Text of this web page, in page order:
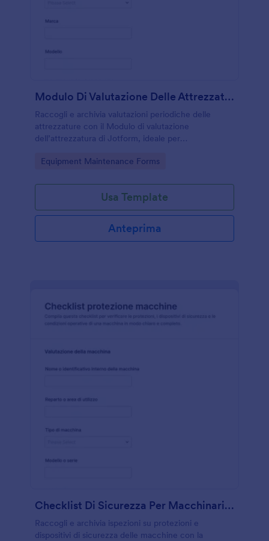
Modulo Di Valutazione Delle Attrezzature
Raccogli e archivia valutazioni periodiche delle
attrezzature con il Modulo di valutazione
dell’attrezzatura di Jotform, ideale per
aziende, scuole e strutture multisede.
Go to Category:
Equipment Maintenance Forms
Usa Template
Anteprima
Checklist Di Sicurezza Per Macchinari Form
Raccogli e archivia ispezioni su protezioni e
dispositivi di sicurezza delle macchine con la